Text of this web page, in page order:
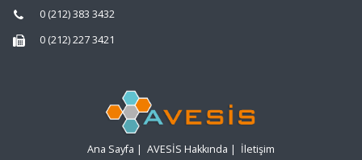
0 (212) 383 3432
0 (212) 227 3421
Ana Sayfa | AVESİS Hakkında | İletişim